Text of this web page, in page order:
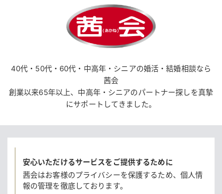
40代・50代・60代・中高年・シニアの婚活・結婚相談なら
茜会
創業以来65年以上、中高年・シニアのパートナー探しを真摯
にサポートしてきました。
安心いただけるサービスをご提供するために
茜会はお客様のプライバシーを保護するため、 個人情
報の管理を徹底しております。